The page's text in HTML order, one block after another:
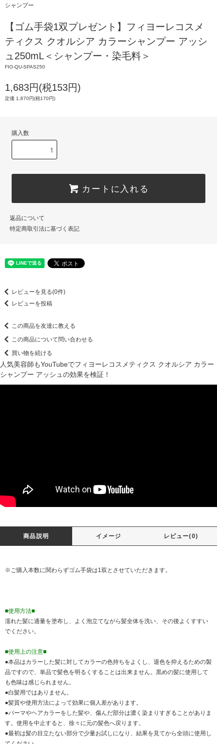
シャンプー
【ゴム手袋1双プレゼント】フィヨーレコスメ
ティクス クオルシア カラーシャンプー アッシ
ュ250mL＜シャンプー・染毛料＞
FIO-QU-SPAS250
1,683円(税153円)
定価 1,870円(税170円)
購入数
カートに入れる
返品について
特定商取引法に基づく表記
レビューを見る(0件)
レビューを投稿
この商品を友達に教える
この商品について問い合わせる
買い物を続ける
人気美容師もYouTubeでフィヨーレコスメティクス クオルシア カラー
シャンプー アッシュの効果を検証！
商品説明 イメージ レビュー(0)
※ご購入本数に関わらずゴム手袋は1双とさせていただきます。
■使用方法■
濡れた髪に適量を塗布し、よく泡立てながら髪全体を洗い、その後よくすすい
でください。
■使用上の注意■
●本品はカラーした髪に対してカラーの色持ちをよくし、退色を抑えるための製
品ですので、単品で髪色を明るくすることは出来ません。黒めの髪に使用して
も色味は感じられません。
●白髪用ではありません。
●髪質や使用方法によって効果に個人差があります。
●パーマやヘアカラーをした髪や、傷んだ部分は濃く染まりすぎることがありま
す。使用を中止すると、徐々に元の髪色へ戻ります。
●最初は髪の目立たない部分で少量お試しになり、結果を見てから全頭に使用し